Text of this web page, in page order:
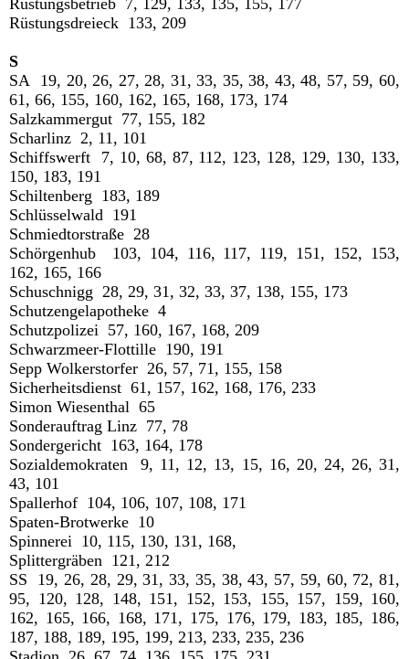
Rüstungsbetrieb 7, 129, 133, 135, 155, 177
Rüstungsdreieck 133, 209
S
SA 19, 20, 26, 27, 28, 31, 33, 35, 38, 43, 48, 57, 59, 60,
61, 66, 155, 160, 162, 165, 168, 173, 174
Salzkammergut 77, 155, 182
Scharlinz 2, 11, 101
Schiffswerft 7, 10, 68, 87, 112, 123, 128, 129, 130, 133,
150, 183, 191
Schiltenberg 183, 189
Schlüsselwald 191
Schmiedtorstraße 28
Schörgenhub 103, 104, 116, 117, 119, 151, 152, 153,
162, 165, 166
Schuschnigg 28, 29, 31, 32, 33, 37, 138, 155, 173
Schutzengelapotheke 4
Schutzpolizei 57, 160, 167, 168, 209
Schwarzmeer-Flottille 190, 191
Sepp Wolkerstorfer 26, 57, 71, 155, 158
Sicherheitsdienst 61, 157, 162, 168, 176, 233
Simon Wiesenthal 65
Sonderauftrag Linz 77, 78
Sondergericht 163, 164, 178
Sozialdemokraten 9, 11, 12, 13, 15, 16, 20, 24, 26, 31,
43, 101
Spallerhof 104, 106, 107, 108, 171
Spaten-Brotwerke 10
Spinnerei 10, 115, 130, 131, 168,
Splittergräben 121, 212
SS 19, 26, 28, 29, 31, 33, 35, 38, 43, 57, 59, 60, 72, 81,
95, 120, 128, 148, 151, 152, 153, 155, 157, 159, 160,
162, 165, 166, 168, 171, 175, 176, 179, 183, 185, 186,
187, 188, 189, 195, 199, 213, 233, 235, 236